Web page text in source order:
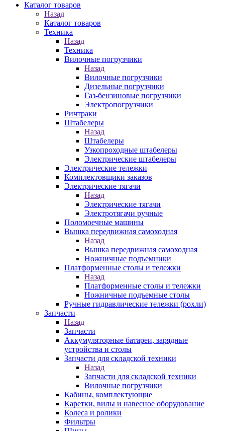
Каталог товаров
Назад
Каталог товаров
Техника
Назад
Техника
Вилочные погрузчики
Назад
Вилочные погрузчики
Дизельные погрузчики
Газ-бензиновые погрузчики
Электропогрузчики
Ричтраки
Штабелеры
Назад
Штабелеры
Узкопроходные штабелеры
Электрические штабелеры
Электрические тележки
Комплектовщики заказов
Электрические тягачи
Назад
Электрические тягачи
Электротягачи ручные
Поломоечные машины
Вышка передвижная самоходная
Назад
Вышка передвижная самоходная
Ножничные подъемники
Платформенные столы и тележки
Назад
Платформенные столы и тележки
Ножничные подъемные столы
Ручные гидравлические тележки (рохли)
Запчасти
Назад
Запчасти
Аккумуляторные батареи, зарядные
устройства и столы
Запчасти для складской техники
Назад
Запчасти для складской техники
Вилочные погрузчики
Кабины, комплектующие
Каретки, вилы и навесное оборудование
Колеса и ролики
Фильтры